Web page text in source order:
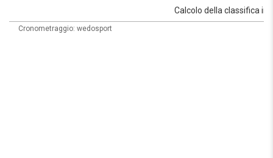
Tempo
Velocità
Totale /KM
Calcolo della classifica in
Cronometraggio: wedosport